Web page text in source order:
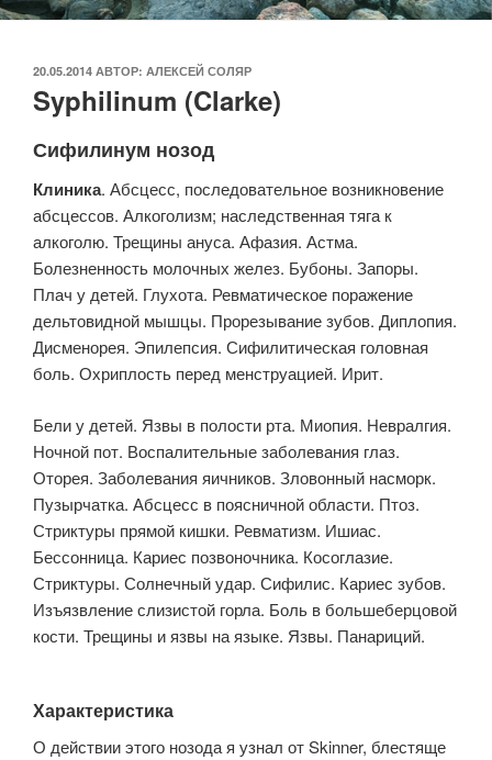
ОПУБЛИКОВАНО
20.05.2014 АВТОР: АЛЕКСЕЙ СОЛЯР
Syphilinum (Clarke)
Сифилинум нозод
Клиника. Абсцесс, последовательное возникновение
абсцессов. Алкоголизм; наследственная тяга к
алкоголю. Трещины ануса. Афазия. Астма.
Болезненность молочных желез. Бубоны. Запоры.
Плач у детей. Глухота. Ревматическое поражение
дельтовидной мышцы. Прорезывание зубов. Диплопия.
Дисменорея. Эпилепсия. Сифилитическая головная
боль. Охриплость перед менструацией. Ирит.
Бели у детей. Язвы в полости рта. Миопия. Невралгия.
Ночной пот. Воспалительные заболевания глаз.
Оторея. Заболевания яичников. Зловонный насморк.
Пузырчатка. Абсцесс в поясничной области. Птоз.
Стриктуры прямой кишки. Ревматизм. Ишиас.
Бессонница. Кариес позвоночника. Косоглазие.
Стриктуры. Солнечный удар. Сифилис. Кариес зубов.
Изъязвление слизистой горла. Боль в большеберцовой
кости. Трещины и язвы на языке. Язвы. Панариций.
Характеристика
О действии этого нозода я узнал от Skinner, блестяще